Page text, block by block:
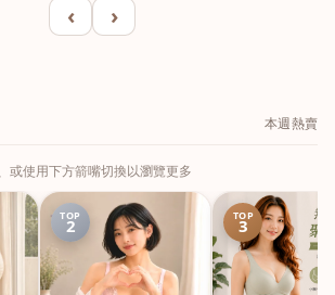
‹ ›
本週熱賣
或使用下方箭嘴切換以瀏覽更多
TOP
2 TOP
3